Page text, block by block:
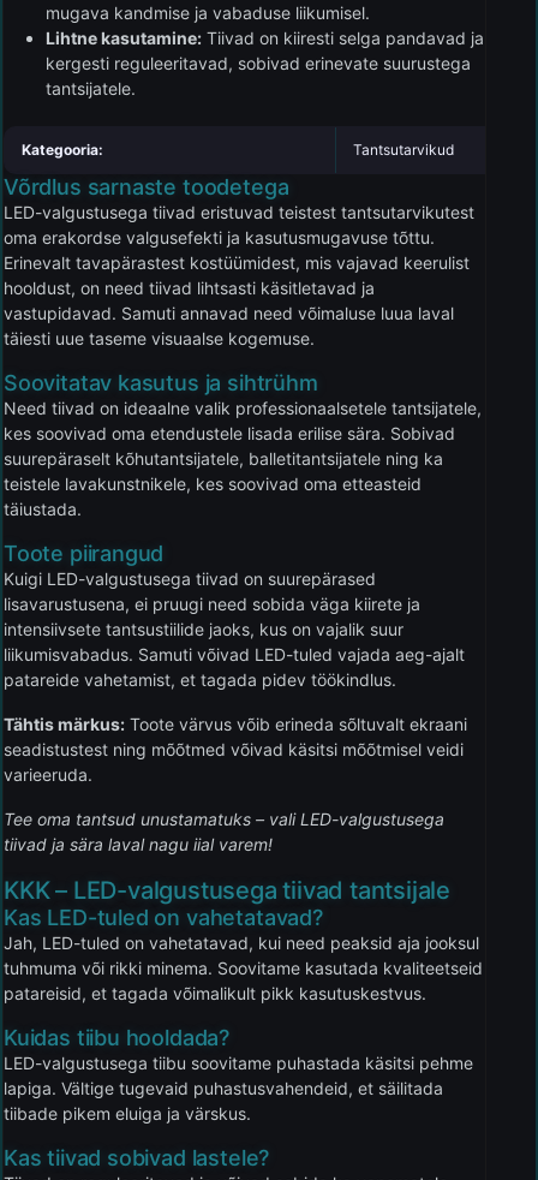
mugava kandmise ja vabaduse liikumisel.
Lihtne kasutamine: Tiivad on kiiresti selga pandavad ja
kergesti reguleeritavad, sobivad erinevate suurustega
tantsijatele.
Kategooria: Tantsutarvikud
Võrdlus sarnaste toodetega
LED-valgustusega tiivad eristuvad teistest tantsutarvikutest
oma erakordse valgusefekti ja kasutusmugavuse tõttu.
Erinevalt tavapärastest kostüümidest, mis vajavad keerulist
hooldust, on need tiivad lihtsasti käsitletavad ja
vastupidavad. Samuti annavad need võimaluse luua laval
täiesti uue taseme visuaalse kogemuse.
Soovitatav kasutus ja sihtrühm
Need tiivad on ideaalne valik professionaalsetele tantsijatele,
kes soovivad oma etendustele lisada erilise sära. Sobivad
suurepäraselt kõhutantsijatele, balletitantsijatele ning ka
teistele lavakunstnikele, kes soovivad oma etteasteid
täiustada.
Toote piirangud
Kuigi LED-valgustusega tiivad on suurepärased
lisavarustusena, ei pruugi need sobida väga kiirete ja
intensiivsete tantsustiilide jaoks, kus on vajalik suur
liikumisvabadus. Samuti võivad LED-tuled vajada aeg-ajalt
patareide vahetamist, et tagada pidev töökindlus.
Tähtis märkus: Toote värvus võib erineda sõltuvalt ekraani
seadistustest ning mõõtmed võivad käsitsi mõõtmisel veidi
varieeruda.
Tee oma tantsud unustamatuks – vali LED-valgustusega
tiivad ja sära laval nagu iial varem!
KKK – LED-valgustusega tiivad tantsijale
Kas LED-tuled on vahetatavad?
Jah, LED-tuled on vahetatavad, kui need peaksid aja jooksul
tuhmuma või rikki minema. Soovitame kasutada kvaliteetseid
patareisid, et tagada võimalikult pikk kasutuskestvus.
Kuidas tiibu hooldada?
LED-valgustusega tiibu soovitame puhastada käsitsi pehme
lapiga. Vältige tugevaid puhastusvahendeid, et säilitada
tiibade pikem eluiga ja värskus.
Kas tiivad sobivad lastele?